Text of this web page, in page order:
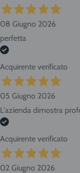
08 Giugno 2026
perfetta
Acquirente verificato
05 Giugno 2026
L'azienda dimostra
Acquirente verificato
02 Giugno 2026